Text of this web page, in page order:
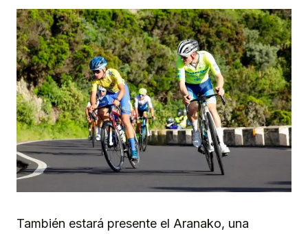
También estará presente el Aranako, una